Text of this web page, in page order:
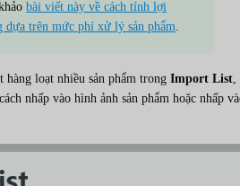
bài viết này về cách tính lợi
dựa trên mức phí xử lý sản phẩm.
hàng loạt nhiều sản phẩm trong Import List
nhấp vào hình ảnh sản phẩm hoặc nhấp